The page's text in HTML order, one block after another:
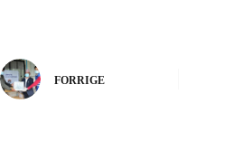
FORRIGE